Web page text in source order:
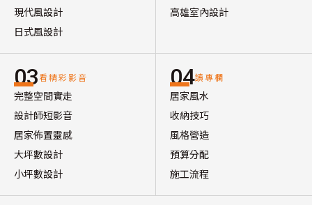
現代風設計
日式風設計
高雄室內設計
03看精彩影音
完整空間實走
設計師短影音
居家佈置靈感
大坪數設計
小坪數設計
04讀專欄
居家風水
收納技巧
風格營造
預算分配
施工流程